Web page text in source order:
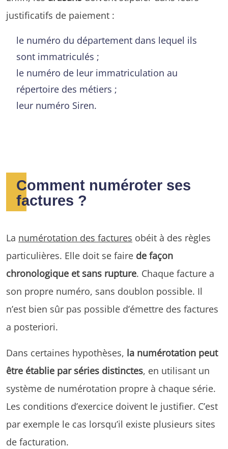
justificatifs de paiement :
le numéro du département dans lequel ils
sont immatriculés ;
le numéro de leur immatriculation au
répertoire des métiers ;
leur numéro Siren.
Comment numéroter ses
factures ?
La numérotation des factures obéit à des règles
particulières. Elle doit se faire de façon
chronologique et sans rupture. Chaque facture a
son propre numéro, sans doublon possible. Il
n’est bien sûr pas possible d’émettre des factures
a posteriori.
Dans certaines hypothèses, la numérotation peut
être établie par séries distinctes, en utilisant un
système de numérotation propre à chaque série.
Les conditions d’exercice doivent le justifier. C’est
par exemple le cas lorsqu’il existe plusieurs sites
de facturation.